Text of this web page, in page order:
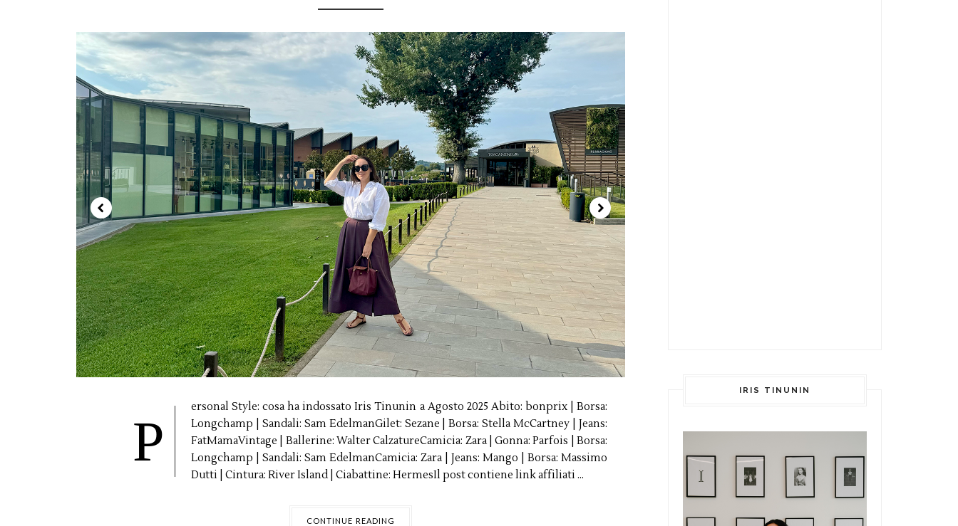
P
ersonal Style: cosa ha indossato Iris Tinunin a Agosto 2025 Abito: bonprix | Borsa:
Longchamp | Sandali: Sam EdelmanGilet: Sezane | Borsa: Stella McCartney | Jeans:
FatMamaVintage | Ballerine: Walter CalzatureCamicia: Zara | Gonna: Parfois | Borsa:
Longchamp | Sandali: Sam EdelmanCamicia: Zara | Jeans: Mango | Borsa: Massimo
Dutti | Cintura: River Island | Ciabattine: HermesIl post contiene link affiliati ...
CONTINUE READING
IRIS TINUNIN